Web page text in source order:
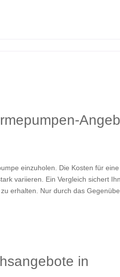
einzuholen. Die Kosten für
variieren. Ein Vergleich sichert
erhalten. Nur durch das
in